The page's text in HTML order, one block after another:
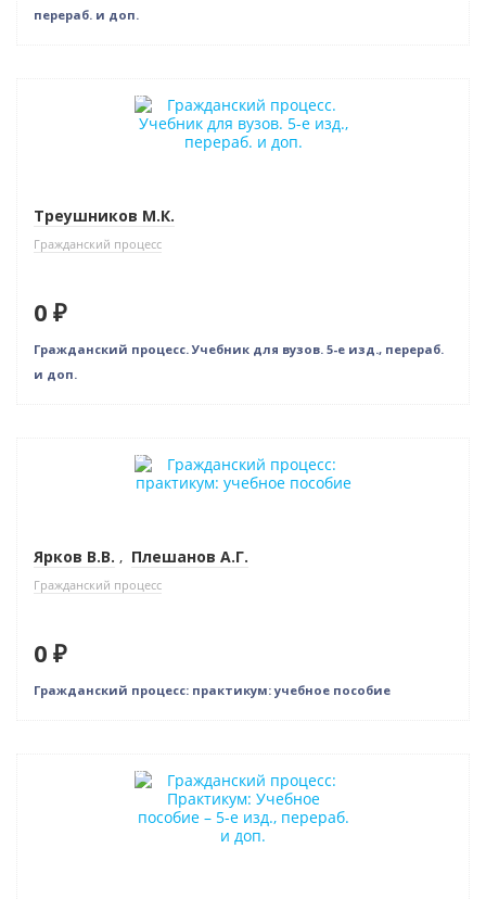
перераб. и доп.
Нет в наличии
Треушников М.К.
Гражданский процесс
0 ₽
Гражданский процесс. Учебник для вузов. 5-е изд., перераб.
и доп.
Нет в наличии
Ярков В.В. , Плешанов А.Г.
Гражданский процесс
0 ₽
Гражданский процесс: практикум: учебное пособие
Нет в наличии